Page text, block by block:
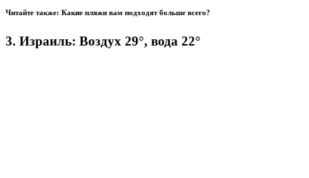
Читайте также: Какие пляжи вам подходят больше всего?
3. Израиль: Воздух 29°, вода 22°